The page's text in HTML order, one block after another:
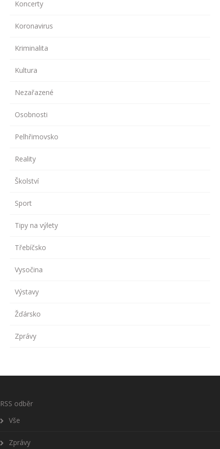
Koncerty
Koronavirus
Kriminalita
Kultura
Nezařazené
Osobnosti
Pelhřimovsko
Reality
Školství
Sport
Tipy na výlety
Třebíčsko
Vysočina
Výstavy
Žďársko
Zprávy
RSS odběr
Vše
Zprávy